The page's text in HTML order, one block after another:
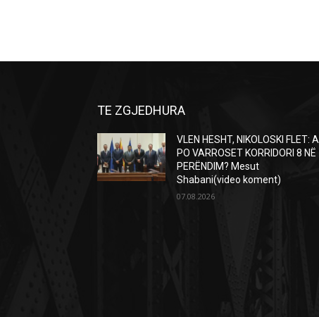
TE ZGJEDHURA
VLEN HESHT, NIKOLOSKI FLET: A
PO VARROSET KORRIDORI 8 NË
PERËNDIM? Mesut
Shabani(video koment)
07.08.2026